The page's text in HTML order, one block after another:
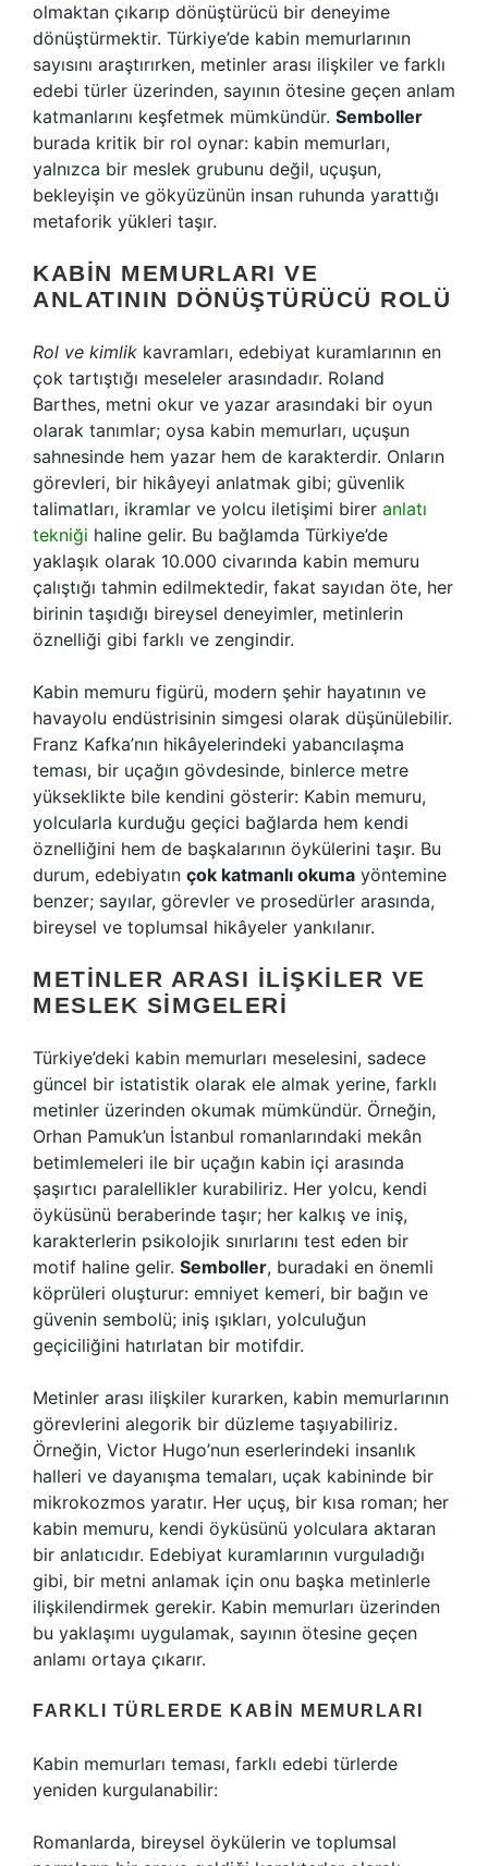
olmaktan çıkarıp dönüştürücü bir deneyime
dönüştürmektir. Türkiye’de kabin memurlarının
sayısını araştırırken, metinler arası ilişkiler ve farklı
edebi türler üzerinden, sayının ötesine geçen anlam
katmanlarını keşfetmek mümkündür. Semboller
burada kritik bir rol oynar: kabin memurları,
yalnızca bir meslek grubunu değil, uçuşun,
bekleyişin ve gökyüzünün insan ruhunda yarattığı
metaforik yükleri taşır.
KABIN MEMURLARI VE
ANLATININ DÖNÜŞTÜRÜCÜ ROLÜ
Rol ve kimlik kavramları, edebiyat kuramlarının en
çok tartıştığı meseleler arasındadır. Roland
Barthes, metni okur ve yazar arasındaki bir oyun
olarak tanımlar; oysa kabin memurları, uçuşun
sahnesinde hem yazar hem de karakterdir. Onların
görevleri, bir hikâyeyi anlatmak gibi; güvenlik
talimatları, ikramlar ve yolcu iletişimi birer anlatı
tekniği haline gelir. Bu bağlamda Türkiye’de
yaklaşık olarak 10.000 civarında kabin memuru
çalıştığı tahmin edilmektedir, fakat sayıdan öte, her
birinin taşıdığı bireysel deneyimler, metinlerin
öznelliği gibi farklı ve zengindir.
Kabin memuru figürü, modern şehir hayatının ve
havayolu endüstrisinin simgesi olarak düşünülebilir.
Franz Kafka’nın hikâyelerindeki yabancılaşma
teması, bir uçağın gövdesinde, binlerce metre
yükseklikte bile kendini gösterir: Kabin memuru,
yolcularla kurduğu geçici bağlarda hem kendi
öznelliğini hem de başkalarının öykülerini taşır. Bu
durum, edebiyatın çok katmanlı okuma yöntemine
benzer; sayılar, görevler ve prosedürler arasında,
bireysel ve toplumsal hikâyeler yankılanır.
METINLER ARASI İLIŞKILER VE
MESLEK SIMGELERI
Türkiye’deki kabin memurları meselesini, sadece
güncel bir istatistik olarak ele almak yerine, farklı
metinler üzerinden okumak mümkündür. Örneğin,
Orhan Pamuk’un İstanbul romanlarındaki mekân
betimlemeleri ile bir uçağın kabin içi arasında
şaşırtıcı paralellikler kurabiliriz. Her yolcu, kendi
öyküsünü beraberinde taşır; her kalkış ve iniş,
karakterlerin psikolojik sınırlarını test eden bir
motif haline gelir. Semboller, buradaki en önemli
köprüleri oluşturur: emniyet kemeri, bir bağın ve
güvenin sembolü; iniş ışıkları, yolculuğun
geçiciliğini hatırlatan bir motifdir.
Metinler arası ilişkiler kurarken, kabin memurlarının
görevlerini alegorik bir düzleme taşıyabiliriz.
Örneğin, Victor Hugo’nun eserlerindeki insanlık
halleri ve dayanışma temaları, uçak kabininde bir
mikrokozmos yaratır. Her uçuş, bir kısa roman; her
kabin memuru, kendi öyküsünü yolculara aktaran
bir anlatıcıdır. Edebiyat kuramlarının vurguladığı
gibi, bir metni anlamak için onu başka metinlerle
ilişkilendirmek gerekir. Kabin memurları üzerinden
bu yaklaşımı uygulamak, sayının ötesine geçen
anlamı ortaya çıkarır.
FARKLI TÜRLERDE KABIN MEMURLARI
Kabin memurları teması, farklı edebi türlerde
yeniden kurgulanabilir:
Romanlarda, bireysel öykülerin ve toplumsal